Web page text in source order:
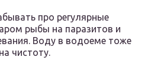
про регулярные
рыбы на паразитов и
Воду в водоеме тоже
чистоту.